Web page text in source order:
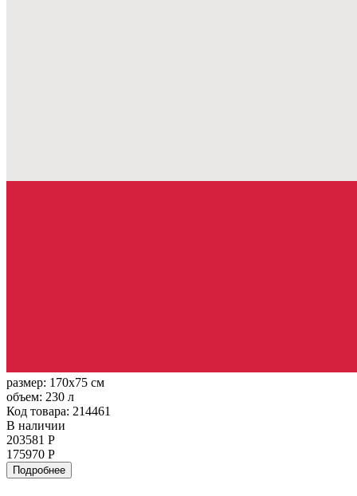
размер: 170x75 см
объем: 230 л
Код товара: 214461
В наличии
203581 Р
175970 Р
Подробнее